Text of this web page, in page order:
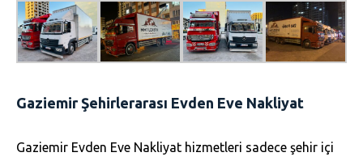
Gaziemir Şehirlerarası Evden Eve Nakliyat
Gaziemir Evden Eve Nakliyat hizmetleri sadece şehir içi